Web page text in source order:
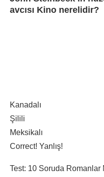
avcısı Kino nerelidir?
Kanadalı
Şilili
Meksikalı
Correct! Yanlış!
Test: 10 Soruda Romanlar